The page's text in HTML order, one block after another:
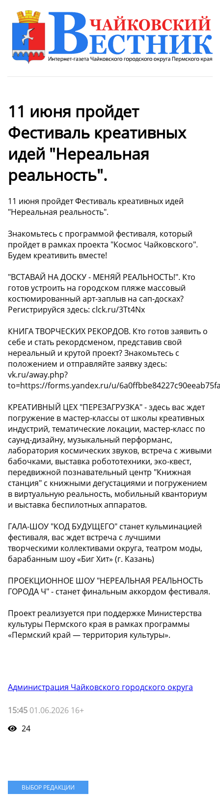
11 июня пройдет
Фестиваль креативных
идей "Нереальная
реальность".
11 июня пройдет Фестиваль креативных идей
"Нереальная реальность".
Знакомьтесь с программой фестиваля, который
пройдет в рамках проекта "Космос Чайковского".
Будем креативить вместе!
️"ВСТАВАЙ НА ДОСКУ - МЕНЯЙ РЕАЛЬНОСТЬ!". Кто
готов устроить на городском пляже массовый
костюмированный арт-заплыв на сап-досках?
Регистрируйся здесь: clck.ru/3Tt4Nx
️КНИГА ТВОРЧЕСКИХ РЕКОРДОВ. Кто готов заявить о
себе и стать рекордсменом, представив свой
нереальный и крутой проект? Знакомьтесь с
положением и отправляйте заявку здесь:
vk.ru/away.php?
to=https://forms.yandex.ru/u/
️КРЕАТИВНЫЙ ЦЕХ "ПЕРЕЗАГРУЗКА" - здесь вас ждет
погружение в мастер-классы от школы креативных
индустрий, тематические локации, мастер-класс по
саунд-дизайну, музыкальный перформанс,
лаборатория космических звуков, встреча с живыми
бабочками, выставка робототехники, эко-квест,
передвижной познавательный центр "Книжная
станция" с книжными дегустациями и погружением
в виртуальную реальность, мобильный кванториум
и выставка беспилотных аппаратов.
️ГАЛА-ШОУ "КОД БУДУЩЕГО" станет кульминацией
фестиваля, вас ждет встреча с лучшими
творческими коллективами округа, театром моды,
барабанным шоу «Биг Хит» (г. Казань)
️ПРОЕКЦИОННОЕ ШОУ "НЕРЕАЛЬНАЯ РЕАЛЬНОСТЬ
ГОРОДА Ч" - станет финальным аккордом фестиваля.
️Проект реализуется при поддержке Министерства
культуры Пермского края в рамках программы
«Пермский край — территория культуры».
Администрация Чайковского городского округа
15:45 01.06.2026 16+
24
ВЫБОР РЕДАКЦИИ